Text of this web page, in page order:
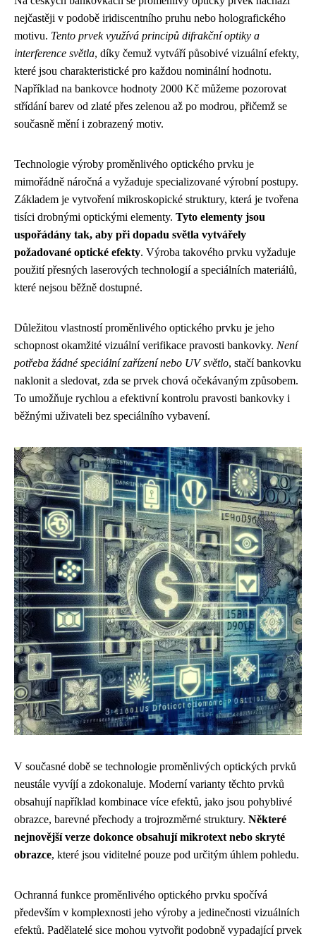
nejčastěji v podobě iridiscentního pruhu nebo holografického
motivu. Tento prvek využívá principů difrakční optiky a
interference světla, díky čemuž vytváří působivé vizuální efekty,
které jsou charakteristické pro každou nominální hodnotu.
Například na bankovce hodnoty 2000 Kč můžeme pozorovat
střídání barev od zlaté přes zelenou až po modrou, přičemž se
současně mění i zobrazený motiv.
Technologie výroby proměnlivého optického prvku je
mimořádně náročná a vyžaduje specializované výrobní postupy.
Základem je vytvoření mikroskopické struktury, která je tvořena
tisíci drobnými optickými elementy. Tyto elementy jsou
uspořádány tak, aby při dopadu světla vytvářely
požadované optické efekty. Výroba takového prvku vyžaduje
použití přesných laserových technologií a speciálních materiálů,
které nejsou běžně dostupné.
Důležitou vlastností proměnlivého optického prvku je jeho
schopnost okamžité vizuální verifikace pravosti bankovky. Není
potřeba žádné speciální zařízení nebo UV světlo, stačí bankovku
naklonit a sledovat, zda se prvek chová očekávaným způsobem.
To umožňuje rychlou a efektivní kontrolu pravosti bankovky i
běžnými uživateli bez speciálního vybavení.
V současné době se technologie proměnlivých optických prvků
neustále vyvíjí a zdokonaluje. Moderní varianty těchto prvků
obsahují například kombinace více efektů, jako jsou pohyblivé
obrazce, barevné přechody a trojrozměrné struktury. Některé
nejnovější verze dokonce obsahují mikrotext nebo skryté
obrazce, které jsou viditelné pouze pod určitým úhlem pohledu.
Ochranná funkce proměnlivého optického prvku spočívá
především v komplexnosti jeho výroby a jedinečnosti vizuálních
efektů. Padělatelé sice mohou vytvořit podobně vypadající prvek